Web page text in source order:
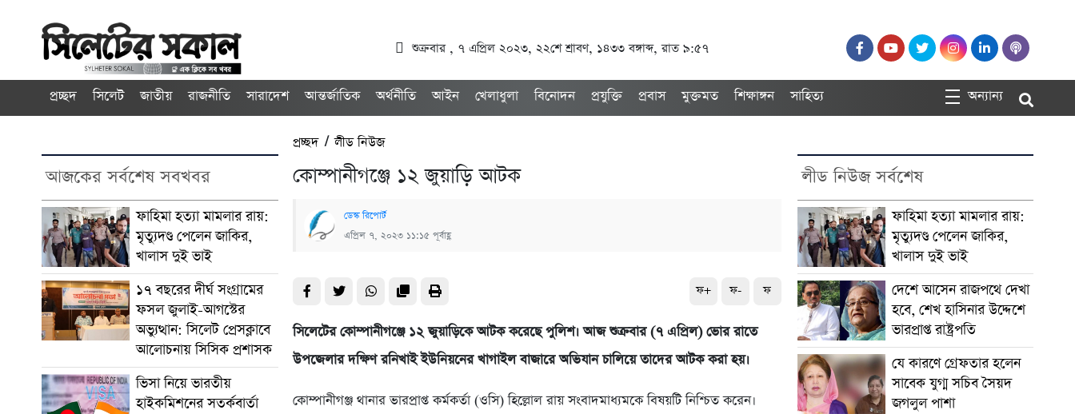
শুক্রবার , ৭ এপ্রিল ২০২৩, ২২শে শ্রাবণ, ১৪৩৩ বঙ্গাব্দ, রাত ৯:৫৭
প্রচ্ছদ সিলেট জাতীয় রাজনীতি সারাদেশ আন্তর্জাতিক অর্থনীতি আইন খেলাধুলা বিনোদন প্রযুক্তি প্রবাস মুক্তমত শিক্ষাঙ্গন সাহিত্য অন্যান্য
আজকের সর্বশেষ সবখবর
ফাহিমা হত্যা মামলার রায়:
মৃত্যুদণ্ড পেলেন জাকির,
খালাস দুই ভাই
১৭ বছরের দীর্ঘ সংগ্রামের
ফসল জুলাই-আগস্টের
অভ্যুত্থান: সিলেট প্রেসক্লাবে
আলোচনায় সিসিক প্রশাসক
ভিসা নিয়ে ভারতীয়
হাইকমিশনের সতর্কবার্তা
প্রচ্ছদ/লীড নিউজ
কোম্পানীগঞ্জে ১২ জুয়াড়ি আটক
ডেস্ক রিপোর্ট
এপ্রিল ৭, ২০২৩ ১১:১৫ পূর্বাহ্ণ
ফ+ ফ- ফ
সিলেটের কোম্পানীগঞ্জে ১২ জুয়াড়িকে আটক করেছে পুলিশ। আজ শুক্রবার (৭ এপ্রিল) ভোর রাতে
উপজেলার দক্ষিণ রনিখাই ইউনিয়নের খাগাইল বাজারে অভিযান চালিয়ে তাদের আটক করা হয়।
কোম্পানীগঞ্জ থানার ভারপ্রাপ্ত কর্মকর্তা (ওসি) হিল্লোল রায় সংবাদমাধ্যমকে বিষয়টি নিশ্চিত করেন।
লীড নিউজ সর্বশেষ
ফাহিমা হত্যা মামলার রায়:
মৃত্যুদণ্ড পেলেন জাকির,
খালাস দুই ভাই
দেশে আসেন রাজপথে দেখা
হবে, শেখ হাসিনার উদ্দেশে
ভারপ্রাপ্ত রাষ্ট্রপতি
যে কারণে গ্রেফতার হলেন
সাবেক যুগ্ম সচিব সৈয়দ
জগলুল পাশা